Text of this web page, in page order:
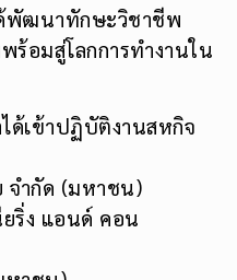
พัฒนาทักษะวิชาชีพ
ร้อมสู่โลกการทำงานใน
ด้เข้าปฏิบัติงานสหกิจ
จำกัด (มหาชน)
ริ่ง แอนด์ คอน